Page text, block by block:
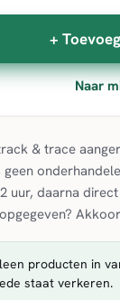
+
Naar
& trace
uur, daarna
producten in
staat verkeren.